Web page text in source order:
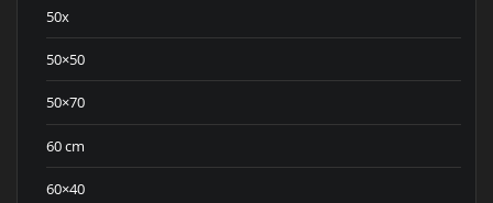
50x
50×50
50×70
60 cm
60×40